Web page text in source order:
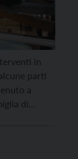
in
parti
a
di